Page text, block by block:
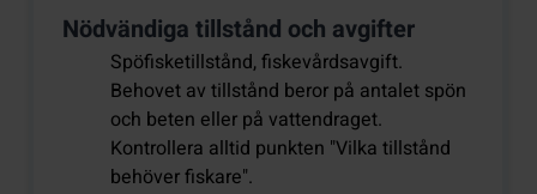
Nödvändiga tillstånd och avgifter
Spöfisketillstånd, fiskevårdsavgift.
Behovet av tillstånd beror på antalet spön
och beten eller på vattendraget.
Kontrollera alltid punkten "Vilka tillstånd
behöver fiskare".